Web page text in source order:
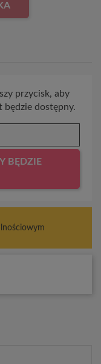
przycisk, aby
dostępny.
BĘDZIE